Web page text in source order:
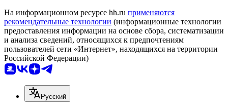
На информационном ресурсе hh.ru применяются
рекомендательные технологии (информационные технологии
предоставления информации на основе сбора, систематизации
и анализа сведений, относящихся к предпочтениям
пользователей сети «Интернет», находящихся на территории
Российской Федерации)
Русский